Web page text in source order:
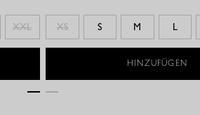
XXL XS S M L
HINZUFÜGEN